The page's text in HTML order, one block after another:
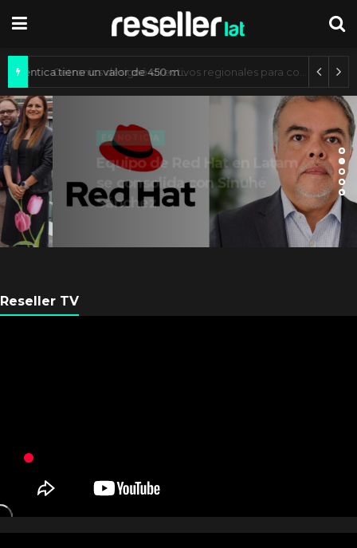
Mercado de IA agéntica tiene un valor de 450 mil millones de dólares
ES NOTICIA
Equipo de Red Hat en Latam
se consolida con Sinuhé
Sánchez
Reseller TV